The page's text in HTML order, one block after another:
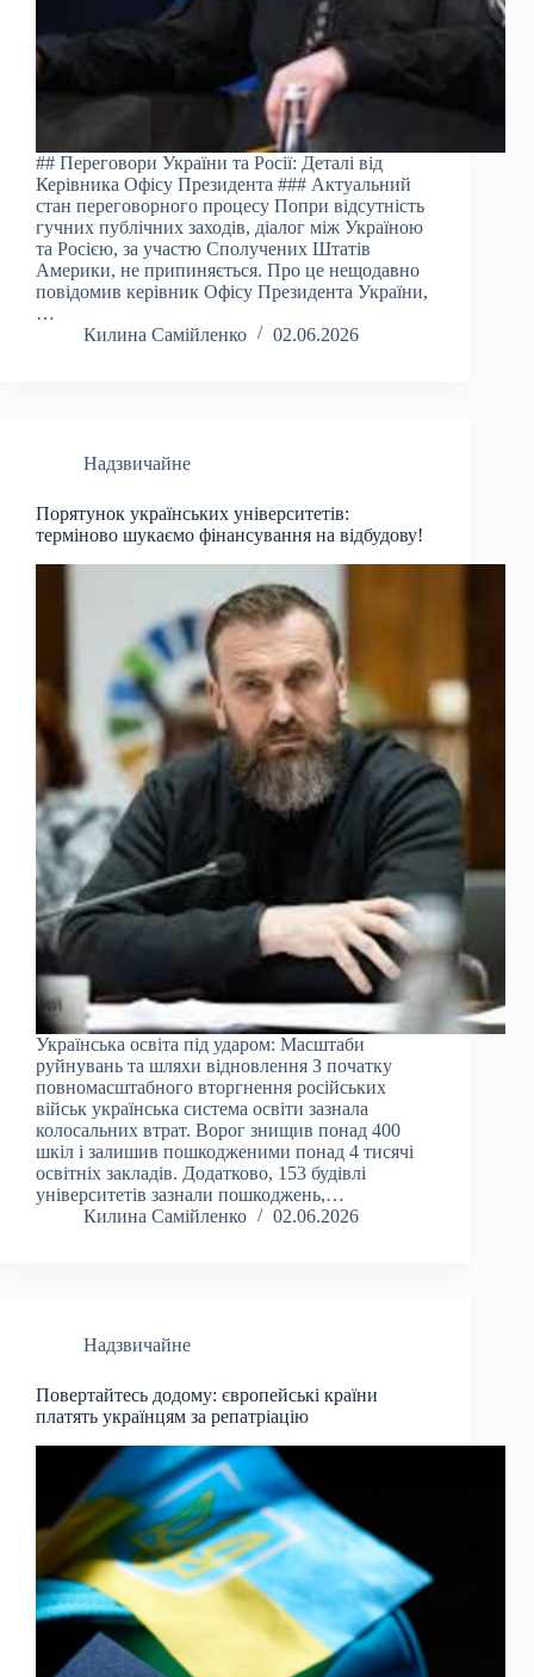
## Переговори України та Росії: Деталі від
Керівника Офісу Президента ### Актуальний
стан переговорного процесу Попри відсутність
гучних публічних заходів, діалог між Україною
та Росією, за участю Сполучених Штатів
Америки, не припиняється. Про це нещодавно
повідомив керівник Офісу Президента України,
…
Килина Самійленко
02.06.2026
Надзвичайне
Порятунок українських університетів:
терміново шукаємо фінансування на відбудову!
Українська освіта під ударом: Масштаби
руйнувань та шляхи відновлення З початку
повномасштабного вторгнення російських
військ українська система освіти зазнала
колосальних втрат. Ворог знищив понад 400
шкіл і залишив пошкодженими понад 4 тисячі
освітніх закладів. Додатково, 153 будівлі
університетів зазнали пошкоджень,…
Килина Самійленко
02.06.2026
Надзвичайне
Повертайтесь додому: європейські країни
платять українцям за репатріацію